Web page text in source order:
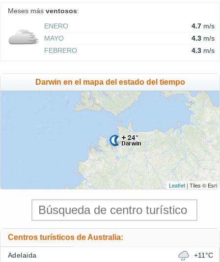
Meses más ventosos:
ENERO
4.7 m/s
MAYO
4.3 m/s
FEBRERO
4.3 m/s
Darwin en el mapa del estado del tiempo
Leaflet | Tiles © Esri
Centros turísticos de Australia:
Adelaida +11°C